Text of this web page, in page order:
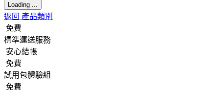
Loading ...
返回 產品類別
免費
標準運送服務
安心結帳
免費
試用包體驗組
免費